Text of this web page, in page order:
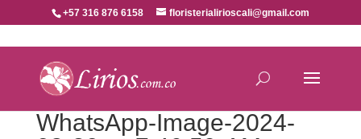
+57 316 876 6158 floristerialirioscali@gmail.com
WhatsApp-Image-2024-